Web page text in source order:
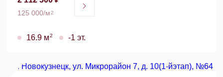
125 000/м2
16.9 м2 -1 эт.